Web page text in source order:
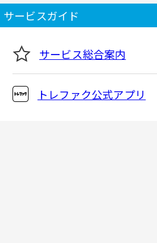
サービスガイド
サービス総合案内
トレファク公式アプリ